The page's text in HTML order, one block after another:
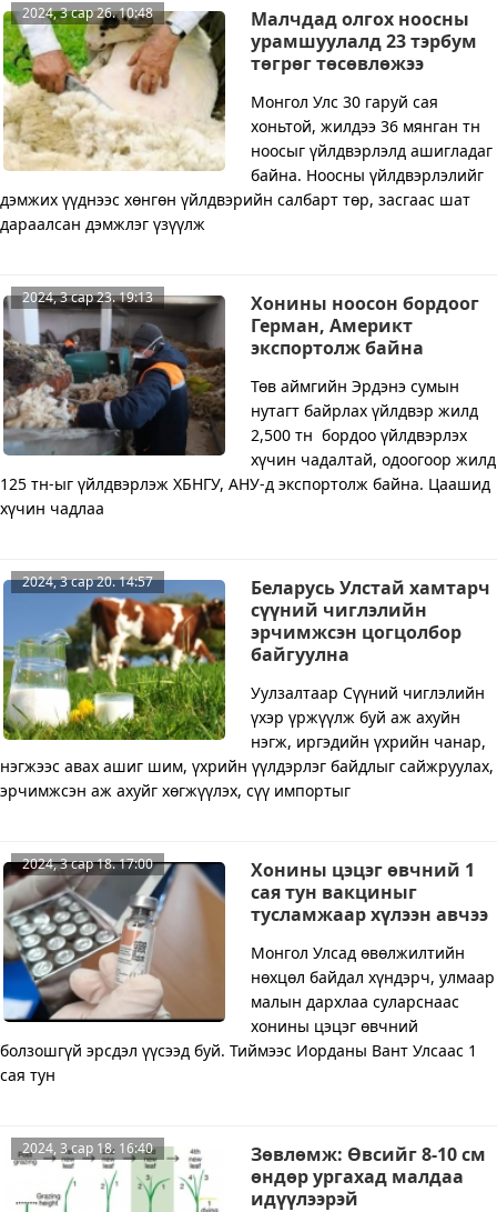
Малчдад олгох ноосны
урамшуулалд 23 тэрбум
төгрөг төсөвлөжээ
2024, 3 сар 26. 10:48
Монгол Улс 30 гаруй сая
хоньтой, жилдээ 36 мянган тн
ноосыг үйлдвэрлэлд ашигладаг
байна. Ноосны үйлдвэрлэлийг
дэмжих үүднээс хөнгөн үйлдвэрийн салбарт төр, засгаас шат
дараалсан дэмжлэг үзүүлж
Хонины ноосон бордоог
Герман, Америкт
экспортолж байна
2024, 3 сар 23. 19:13
Төв аймгийн Эрдэнэ сумын
нутагт байрлах үйлдвэр жилд
2,500 тн бордоо үйлдвэрлэх
хүчин чадалтай, одоогоор жилд
125 тн-ыг үйлдвэрлэж ХБНГУ, АНУ-д экспортолж байна. Цаашид
хүчин чадлаа
Беларусь Улстай хамтарч
сүүний чиглэлийн
эрчимжсэн цогцолбор
байгуулна
2024, 3 сар 20. 14:57
Уулзалтаар Сүүний чиглэлийн
үхэр үржүүлж буй аж ахуйн
нэгж, иргэдийн үхрийн чанар,
нэгжээс авах ашиг шим, үхрийн үүлдэрлэг байдлыг сайжруулах,
эрчимжсэн аж ахуйг хөгжүүлэх, сүү импортыг
Хонины цэцэг өвчний 1
сая тун вакциныг
тусламжаар хүлээн авчээ
2024, 3 сар 18. 17:00
Монгол Улсад өвөлжилтийн
нөхцөл байдал хүндэрч, улмаар
малын дархлаа суларснаас
хонины цэцэг өвчний
болзошгүй эрсдэл үүсээд буй. Тиймээс Иорданы Вант Улсаас 1
сая тун
Зөвлөмж: Өвсийг 8-10 см
өндөр ургахад малдаа
идүүлээрэй
2024, 3 сар 18. 16:40